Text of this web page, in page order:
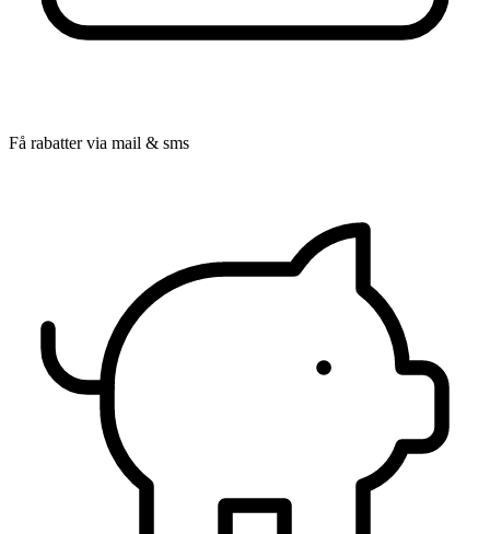
Få rabatter via mail & sms